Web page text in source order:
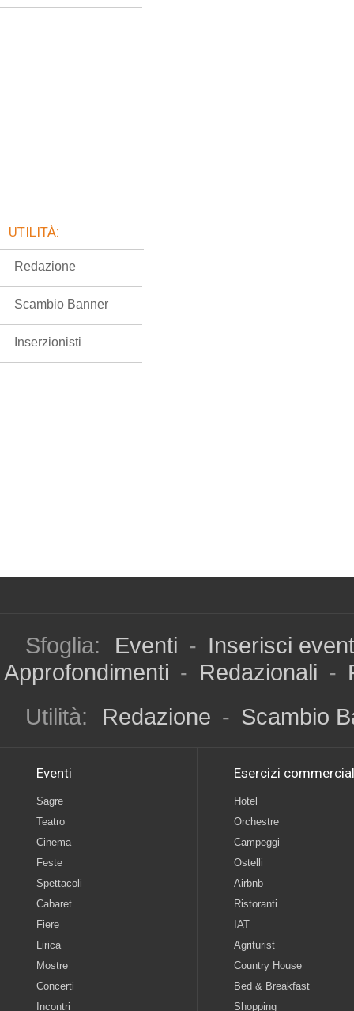
UTILITÀ:
Redazione
Scambio Banner
Inserzionisti
Sfoglia: Eventi - Inserisci
Approfondimenti - Redazionali -
Utilità:
Redazione - Scambio
Eventi
Sagre
Teatro
Cinema
Feste
Spettacoli
Cabaret
Fiere
Lirica
Mostre
Concerti
Incontri
Esercizi
Hotel
Orchestre
Campeggi
Ostelli
Airbnb
Ristoranti
IAT
Agriturist
Country House
Bed & Breakfast
Shopping